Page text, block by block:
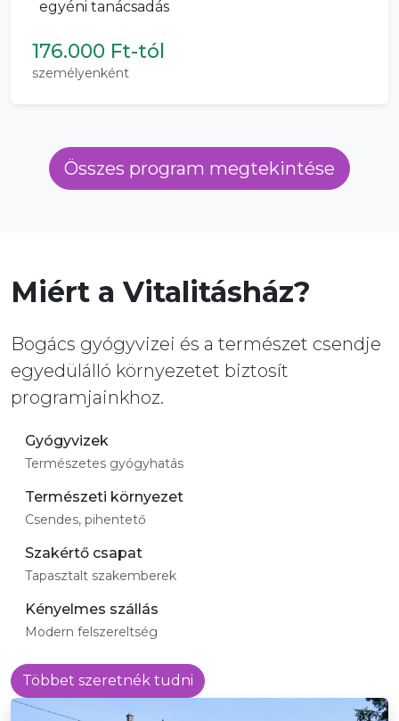
egyéni tanácsadás
176.000 Ft-tól
személyenként
Összes program megtekintése
Miért a Vitalitásház?
Bogács gyógyvizei és a természet csendje
egyedülálló környezetet biztosít
programjainkhoz.
Gyógyvizek
Természetes gyógyhatás
Természeti környezet
Csendes, pihentető
Szakértő csapat
Tapasztalt szakemberek
Kényelmes szállás
Modern felszereltség
Többet szeretnék tudni